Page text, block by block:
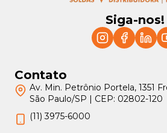
Siga-nos!
Contato
Av. Min. Petrônio Portela, 1351
São Paulo/SP | CEP: 02802-120
(11) 3975-6000